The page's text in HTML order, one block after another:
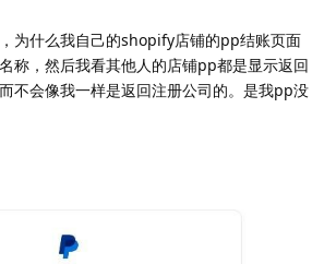
为什么我自己的shopify店铺的pp结账页面
称，然后我看其他人的店铺pp都是显示返回
不会像我一样是返回注册公司的。是我pp没